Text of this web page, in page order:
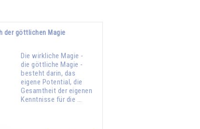
der göttlichen Magie
Die wirkliche Magie -
die göttliche Magie -
besteht darin, das
eigene Potential, die
Gesamtheit der eigenen
Kenntnisse für die …